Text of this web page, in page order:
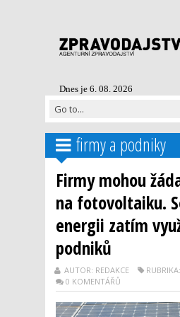
Dnes je 6. 08. 2026
firmy a podniky
Firmy mohou
na fotovoltaiku.
energii zatím
podniků
AUTOR: REDAKCE
0 KOMENTÁŘŮ